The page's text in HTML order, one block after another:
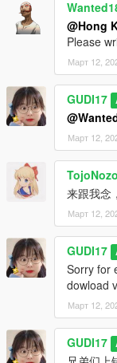
@Hong
Please
Март 12,
GUDI17
Март 12,
来跟我念
Март 12,
GUDI17
Sorry for
dowload
Март 12,
GUDI17